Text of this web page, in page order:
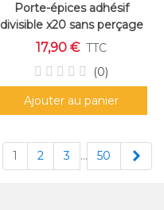
Porte-épices adhésif
divisible x20 sans perçage
17,90 € TTC
(0)
Ajouter au panier
1 2 3 … 50